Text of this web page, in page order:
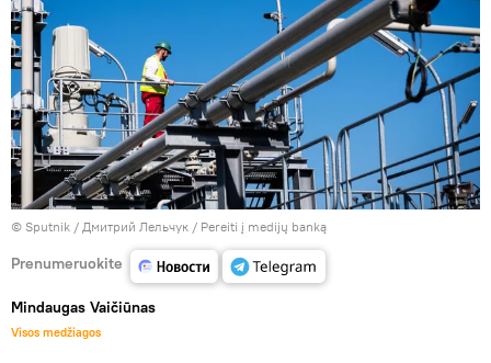
© Sputnik / Дмитрий Лельчук / Pereiti į medijų banką
Prenumeruokite
Mindaugas Vaičiūnas
Visos medžiagos